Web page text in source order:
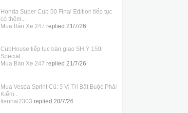
Honda Super Cub 50 Final Edition tiếp tục
có thêm...
Mua Bán Xe 247 replied 21/7/26
CubHouse tiếp tục bàn giao SH Ý 150i
Special...
Mua Bán Xe 247 replied 21/7/26
Mua Vespa Sprint Cũ: 5 Vị Trí Bắt Buộc Phải
Kiểm...
tienhai2303 replied 20/7/26